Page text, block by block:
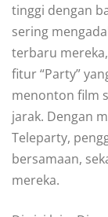
tinggi dengan
sering
terbaru
fitur “Party”
menonton film
jarak. Dengan
Teleparty,
bersamaan,
mereka.